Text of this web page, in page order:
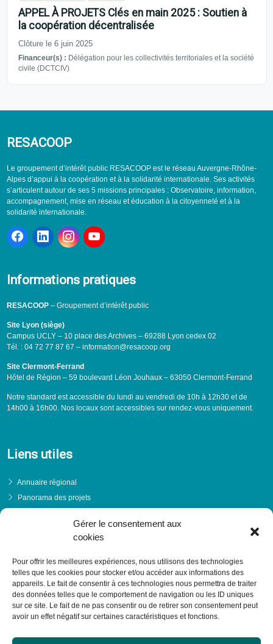
Gérer le consentement aux
cookies
Pour offrir les meilleures expériences, nous utilisons des technologies
telles que les cookies pour stocker et/ou accéder aux informations des
appareils. Le fait de consentir à ces technologies nous permettra de traiter
des données telles que le comportement de navigation ou les ID uniques
sur ce site. Le fait de ne pas consentir ou de retirer son consentement peut
avoir un effet négatif sur certaines caractéristiques et fonctions.
APPEL À PROJETS Clés en main 2025 : Soutien à
la coopération décentralisée
Clôture le 6 juin 2025
Financeur(s) : Délégation pour les collectivités territoriales et la société
civile (DCTCIV)
RESACOOP
Le groupement d’intérêt public RESACOOP est le réseau Auvergne-Rhône-
Alpes d’appui à la coopération et à la solidarité internationale. Ses activités
s’articulent autour de ses 5 missions principales : Observatoire, information,
accompagnement, mise en réseau et éducation à la citoyenneté et à la
solidarité internationale.
Informations pratiques
RESACOOP– Groupement d’intérêt public
Site Lyon (siège)
Campus UCLY – 10 place des Archives – 69288 Lyon cedex 02
Tél. : 04 72 77 87 67 – information@resacoop.org
Site Clermont-Ferrand
Hôtel de Région – 59 boulevard Léon Jouhaux – 63050 Clermont-Ferrand
Notre standard est accessible du lundi au vendredi de 10h à 12h30 et de
14h00 à 16h00. Nos locaux sont accessibles sur rendez-vous uniquement.
Liens utiles
Annuaire régional
Panorama des projets